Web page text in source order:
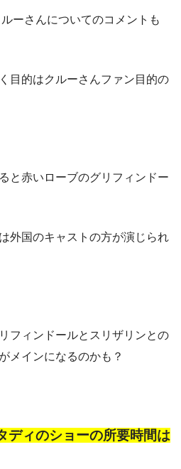
ーさんについてのコメントも
目的はクルーさんファン目的の
と赤いローブのグリフィンドー
外国のキャストの方が演じられ
フィンドールとスリザリンとの
メインになるのかも？
ディのショーの所要時間は